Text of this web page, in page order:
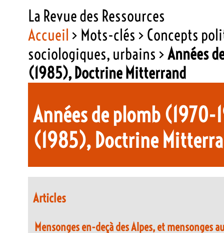
La Revue des Ressources
Accueil > Mots-clés > Concepts
sociologiques, urbains >Années
(1985), Doctrine Mitterrand
Années de plomb
(1985), Doctrine
Articles
Mensonges en-deçà des Alpes, et mensonges